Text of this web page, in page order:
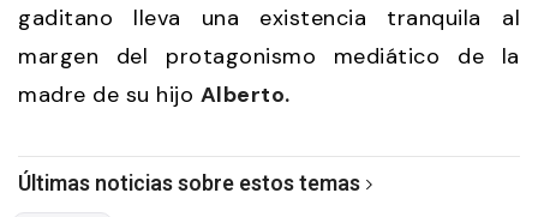
gaditano lleva una existencia tranquila al
margen del protagonismo mediático de la
madre de su hijo Alberto.
Últimas noticias sobre estos temas